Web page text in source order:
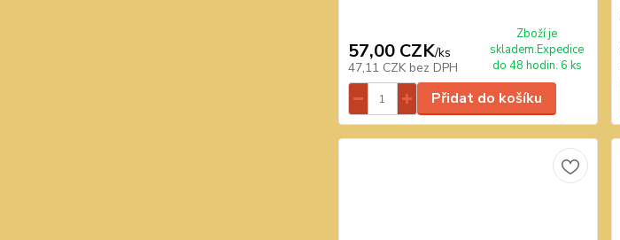
57,00 CZK/ks
47,11 CZK bez DPH
Zboží je
skladem.Expedice
do 48 hodin. 6 ks
Přidat do košíku